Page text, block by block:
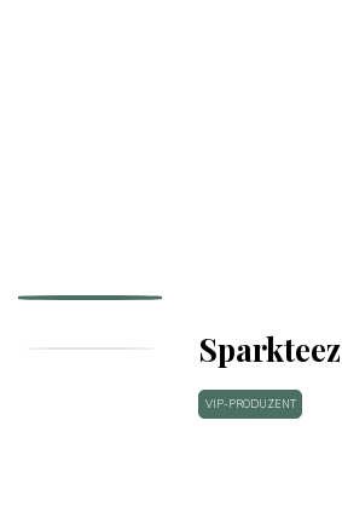
Sparkteez
VIP-PRODUZENT